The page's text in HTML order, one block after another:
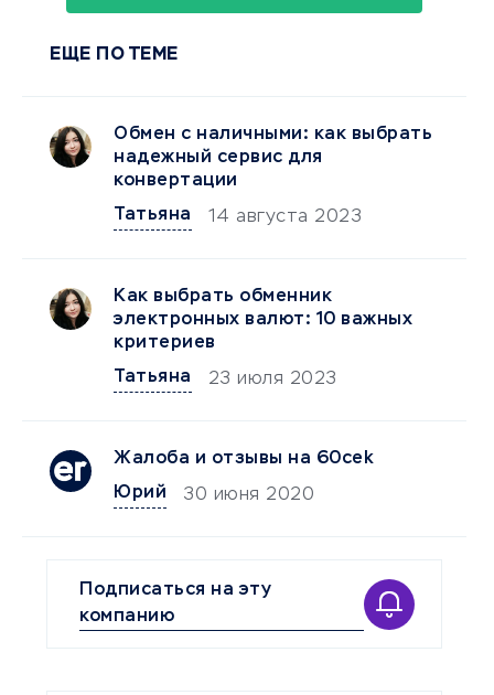
ЕЩЕ ПО ТЕМЕ
Обмен с наличными: как выбрать
надежный сервис для
конвертации
Татьяна
14 августа 2023
Как выбрать обменник
электронных валют: 10 важных
критериев
Татьяна
23 июля 2023
Жалоба и отзывы на 60cek
Юрий
30 июня 2020
Подписаться на эту
компанию